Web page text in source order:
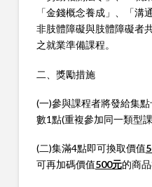
「金錢概念養成」、「溝
非肢體障礙與肢體障礙者
之就業準備課程。
二、獎勵措施
(一)參與課程者將發給集
數1點(重複參加同一類型
(二)集滿4點即可換取價值
可再加碼價值500元的商品